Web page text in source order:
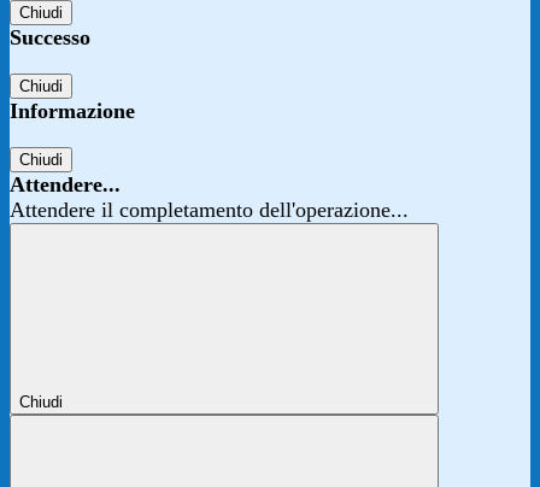
Chiudi
Successo
Chiudi
Informazione
Chiudi
Attendere...
Attendere il completamento dell'operazione...
Chiudi